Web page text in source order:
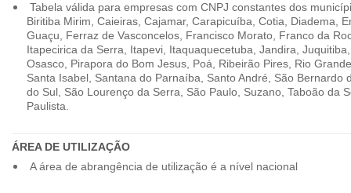
Tabela válida para empresas com CNPJ constantes dos
Biritiba Mirim, Caieiras, Cajamar, Carapicuíba, Cotia, Diadema,
Guaçu, Ferraz de Vasconcelos, Francisco Morato, Franco da
Itapecirica da Serra, Itapevi, Itaquaquecetuba, Jandira,
Osasco, Pirapora do Bom Jesus, Poá, Ribeirão Pires, Rio
Santa Isabel, Santana do Parnaíba, Santo André, São Bernardo
do Sul, São Lourenço da Serra, São Paulo, Suzano, Taboão da
Paulista.
ÁREA DE UTILIZAÇÃO
A área de abrangência de utilização é a nível nacional